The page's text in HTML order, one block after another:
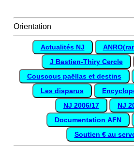
Orientation
Actualités NJ
J Bastien-Thiry Cercle
Couscous paëllas et destins
Les disparus
NJ 2006/17
NJ
Documentation AFN
Soutien € au